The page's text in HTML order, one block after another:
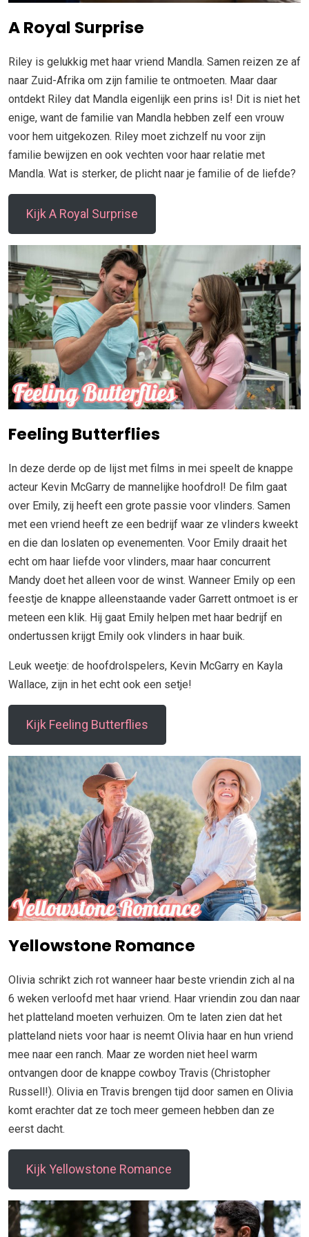
A Royal Surprise
Riley is gelukkig met haar vriend Mandla. Samen reizen ze af
naar Zuid-Afrika om zijn familie te ontmoeten. Maar daar
ontdekt Riley dat Mandla eigenlijk een prins is! Dit is niet het
enige, want de familie van Mandla hebben zelf een vrouw
voor hem uitgekozen. Riley moet zichzelf nu voor zijn
familie bewijzen en ook vechten voor haar relatie met
Mandla. Wat is sterker, de plicht naar je familie of de liefde?
Kijk A Royal Surprise
Feeling Butterflies
In deze derde op de lijst met films in mei speelt de knappe
acteur Kevin McGarry de mannelijke hoofdrol! De film gaat
over Emily, zij heeft een grote passie voor vlinders. Samen
met een vriend heeft ze een bedrijf waar ze vlinders kweekt
en die dan loslaten op evenementen. Voor Emily draait het
echt om haar liefde voor vlinders, maar haar concurrent
Mandy doet het alleen voor de winst. Wanneer Emily op een
feestje de knappe alleenstaande vader Garrett ontmoet is er
meteen een klik. Hij gaat Emily helpen met haar bedrijf en
ondertussen krijgt Emily ook vlinders in haar buik.
Leuk weetje: de hoofdrolspelers, Kevin McGarry en Kayla
Wallace, zijn in het echt ook een setje!
Kijk Feeling Butterflies
Yellowstone Romance
Olivia schrikt zich rot wanneer haar beste vriendin zich al na
6 weken verloofd met haar vriend. Haar vriendin zou dan naar
het platteland moeten verhuizen. Om te laten zien dat het
platteland niets voor haar is neemt Olivia haar en hun vriend
mee naar een ranch. Maar ze worden niet heel warm
ontvangen door de knappe cowboy Travis (Christopher
Russell!). Olivia en Travis brengen tijd door samen en Olivia
komt erachter dat ze toch meer gemeen hebben dan ze
eerst dacht.
Kijk Yellowstone Romance